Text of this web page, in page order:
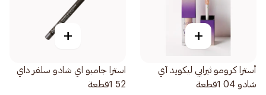
+
أسترا كرومو ثيرابي ليكويد آي
شادو 04 1قطعة
+
استرا جامبو اي شادو سلفر داي
52 1قطعة